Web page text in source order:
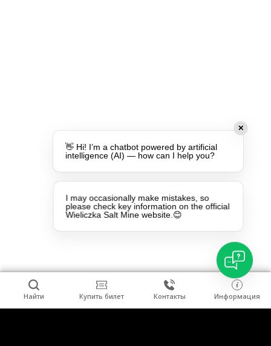
Найти Купить билет Контакты Информация
✕
👋 Hi! I’m a chatbot powered by artificial
intelligence (AI) — how can I help you?
I may occasionally make mistakes, so
please check key information on the official
Wieliczka Salt Mine website.😊